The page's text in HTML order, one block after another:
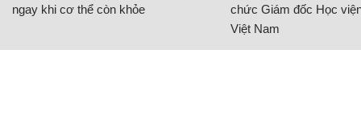
ngay khi cơ thể còn khỏe
chức Giám đốc Học
Việt Nam